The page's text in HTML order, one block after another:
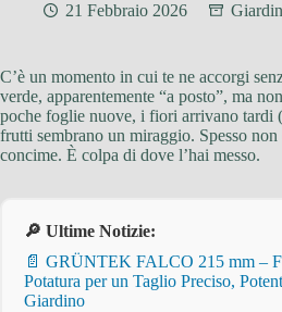
21 Febbraio 2026
C’è un momento in cui te ne accorgi
verde, apparentemente “a posto”, ma
poche foglie nuove, i fiori arrivano tardi
frutti sembrano un miraggio. Spesso non
concime. È colpa di dove l’hai messo.
🔎 Ultime Notizie:
📄 GRÜNTEK FALCO 215 mm –
Potatura per un Taglio Preciso,
Giardino